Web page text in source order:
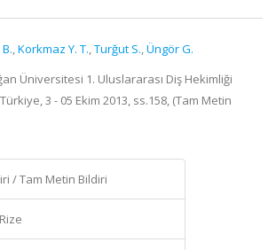
,Korkmaz Y. T.,Turğut S.,Üngör G.
Üniversitesi 1. Uluslararası Diş Hekimliği
3 - 05 Ekim 2013, ss.158, (Tam Metin
/ Tam Metin Bildiri
Rize